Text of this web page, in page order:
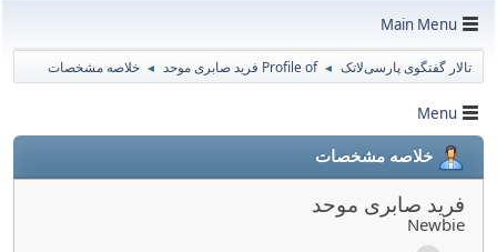
Main Menu
تالار گفتگوی پارسی‌لاتک ◄ Profile of فرید صابری موحد ◄ خلاصه مشخصات
Menu
خلاصه مشخصات
فرید صابری موحد
Newbie